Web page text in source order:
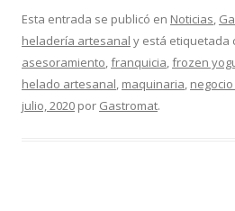
Esta entrada se publicó en Noticias,
heladería artesanal y está etiquetada
asesoramiento,franquicia,frozen
helado artesanal, maquinaria,
julio, 2020 por Gastromat.